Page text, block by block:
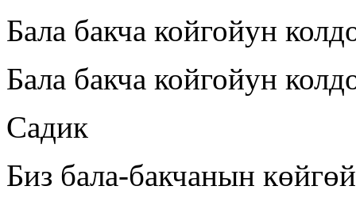
Бала бакча койгойун
Бала бакча койгойун
Садик
Биз бала-бакчанын